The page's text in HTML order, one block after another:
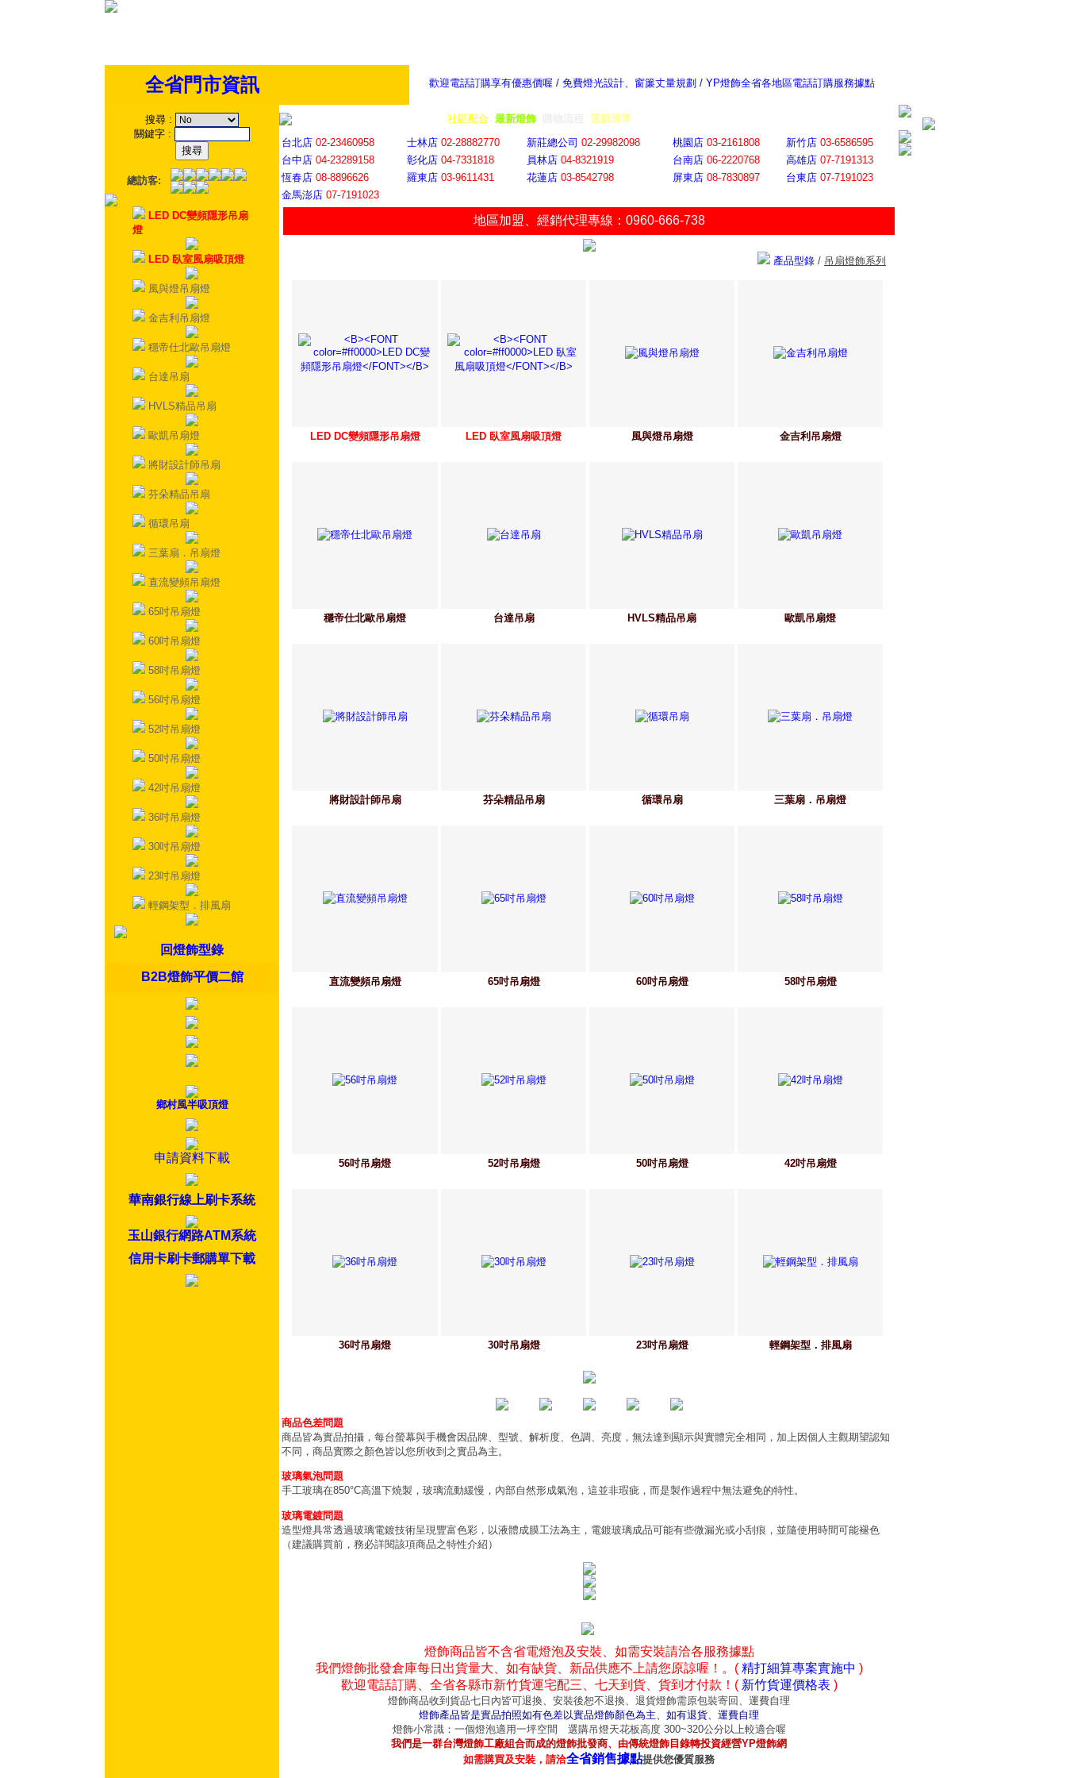
歡迎電話訂購享有優惠價喔 / 免費燈光設計、窗簾丈量規劃 / YP燈飾全省各地區電話訂購服務據點
全省門市資訊
搜尋 :
關鍵字 :
總訪客:
LED DC變頻隱形吊扇
燈
LED 臥室風扇吸頂燈
風與燈吊扇燈
金吉利吊扇燈
穩帝仕北歐吊扇燈
台達吊扇
HVLS精品吊扇
歐凱吊扇燈
將財設計師吊扇
芬朵精品吊扇
循環吊扇
三葉扇．吊扇燈
直流變頻吊扇燈
65吋吊扇燈
60吋吊扇燈
58吋吊扇燈
56吋吊扇燈
52吋吊扇燈
50吋吊扇燈
42吋吊扇燈
36吋吊扇燈
30吋吊扇燈
23吋吊扇燈
輕鋼架型．排風扇
回燈飾型錄
B2B燈飾平價二館
鄉村風半吸頂燈
申請資料下載
華南銀行線上刷卡系統
玉山銀行網路ATM系統
信用卡刷卡郵購單下載
社區配合 最新燈飾 選購清單
台北店 02-23460958 士林店 02-28882770 新莊總公司 02-29982098 桃園店 03-2161808 新竹店 03-6586595
台中店 04-23289158 彰化店 04-7331818 員林店 04-8321919 台南店 06-2220768 高雄店 07-7191313
恆春店 08-8896626 羅東店 03-9611431 花蓮店 03-8542798 屏東店 08-7830897 台東店 07-7191023
金馬澎店 07-7191023
地區加盟 經銷代理專線：0960-666-738
產品型錄 / 吊扇燈飾系列
LED DC變頻隱形吊扇燈 LED 臥室風扇吸頂燈 風與燈吊扇燈 金吉利吊扇燈
穩帝仕北歐吊扇燈 台達吊扇 HVLS精品吊扇 歐凱吊扇燈
將財設計師吊扇 芬朵精品吊扇 循環吊扇 三葉扇．吊扇燈
直流變頻吊扇燈 65吋吊扇燈 60吋吊扇燈 58吋吊扇燈
56吋吊扇燈 52吋吊扇燈 50吋吊扇燈 42吋吊扇燈
36吋吊扇燈 30吋吊扇燈 23吋吊扇燈 輕鋼架型．排風扇
商品色差問題
商品皆為實品拍攝，每台螢幕與手機會因品牌、型號、解析度、色調、亮度，無法達到顯示與實體完全相同，加上因個人主觀期望認知
不同，商品實際之顏色皆以您所收到之實品為主。
玻璃氣泡問題
手工玻璃在850°C高溫下燒製，玻璃流動緩慢，內部自然形成氣泡，這並非瑕疵，而是製作過程中無法避免的特性。
玻璃電鍍問題
造型燈具常透過玻璃電鍍技術呈現豐富色彩，以液體成膜工法為主，電鍍玻璃成品可能有些微漏光或小刮痕，並隨使用時間可能褪色
（建議購買前，務必詳閱該項商品之特性介紹）
燈飾商品皆不含省電燈泡及安裝、如需安裝請洽各服務據點
我們燈飾批發倉庫每日出貨量大、如有缺貨、新品供應不上請您原諒喔！。( 精打細算專案實施中 )
歡迎電話訂購、全省各縣市新竹貨運宅配三、七天到貨、貨到才付款！( 新竹貨運價格表 )
燈飾商品收到貨品七日內皆可退換、安裝後恕不退換、退貨燈飾需原包裝寄回、運費自理
燈飾產品皆是實品拍照如有色差以實品燈飾顏色為主、如有退貨、運費自理
燈飾小常識：一個燈泡適用一坪空間 選購吊燈天花板高度 300~320公分以上較適合喔
我們是一群台灣燈飾工廠組合而成的燈飾批發商、由傳統燈飾目錄轉投資經營YP燈飾網
如需購買及安裝，請洽全省銷售據點提供您優質服務